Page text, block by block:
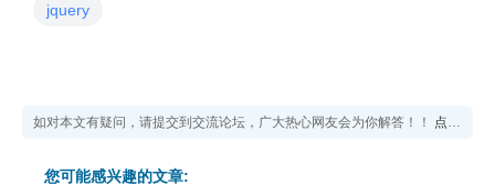
jquery
如对本文有疑问，请提交到交流论坛，广大热心网友会为你解答！！ 点击进入论坛
您可能感兴趣的文章: